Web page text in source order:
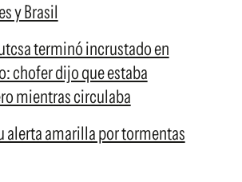
y Brasil
terminó incrustado en
chofer dijo que estaba
mientras circulaba
alerta amarilla por tormentas